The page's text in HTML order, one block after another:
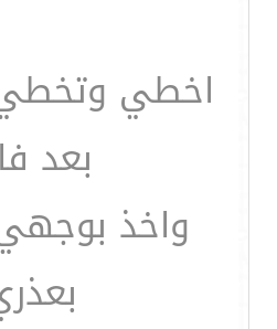
اخطي وتخطي
بعد
واخذ